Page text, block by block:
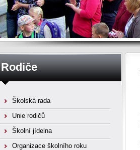
Rodiče
Školská rada
Unie rodičů
Školní jídelna
Organizace školního roku